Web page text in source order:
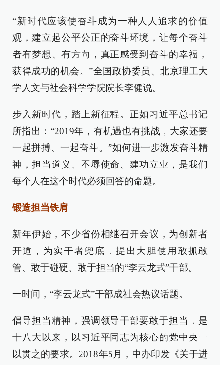
“新时代应该使奋斗成为一种人人追求的价值
观，建立起公平公正的奋斗环境，让每个奋斗
者有梦想、有方向，真正感受到奋斗的幸福，
获得成功的机会。”全国政协委员、北京理工大
学人文与社会科学学院院长李健说。
步入新时代，踏上新征程。正如习近平总书记
所指出：“2019年，有机遇也有挑战，大家还要
一起拼搏、一起奋斗。”如何进一步激发奋斗精
神，担当道义、不辱使命、建功立业，是我们
每个人在这个时代必须回答的命题。
锻造担当铁肩
新年伊始，不少省份相继召开会议，为创新者
开道，为实干者兜底，提出大胆使用敢抓敢
管、敢于碰硬、敢于担当的“李云龙式”干部。
一时间，“李云龙式”干部成社会热议话题。
倡导担当精神，强调领导干部要敢于担当，是
十八大以来，以习近平同志为核心的党中央一
以贯之的要求。2018年5月，中办印发《关于进